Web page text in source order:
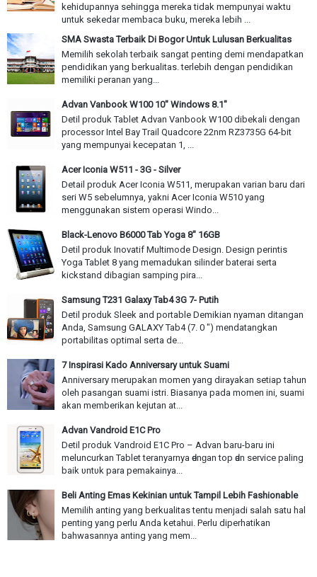
kehidupannya sehingga mereka tidak mempunyai waktu
untuk sekedar membaca buku, mereka lebih ...
SMA Swasta Terbaik Di Bogor Untuk Lulusan Berkualitas
Memilih sekolah terbaik sangat penting demi mendapatkan
pendidikan yang berkualitas. terlebih dengan pendidikan
memiliki peranan yang...
Advan Vanbook W100 10" Windows 8.1"
Detil produk Tablet Advan Vanbook W100 dibekali dengan
processor Intel Bay Trail Quadcore 22nm RZ3735G 64-bit
yang mempunyai kecepatan 1, ...
Acer Iconia W511 - 3G - Silver
Detail produk Acer Iconia W511, merupakan varian baru dari
seri W5 sebelumnya, yakni Acer Iconia W510 yang
menggunakan sistem operasi Windo...
Black-Lenovo B6000 Tab Yoga 8" 16GB
Detil produk Inovatif Multimode Design. Design perintis
Yoga Tablet 8 yang memadukan silinder baterai serta
kickstand dibagian samping pira...
Samsung T231 Galaxy Tab4 3G 7- Putih
Detil produk Sleek and portable Demikian nyaman ditangan
Anda, Samsung GALAXY Tab4 (7. 0 ") mendatangkan
portabilitas optimal serta de...
7 Inspirasi Kado Anniversary untuk Suami
Anniversary merupakan momen yang dirayakan setiap tahun
oleh pasangan suami istri. Biasanya pada momen ini, suami
akan memberikan kejutan at...
Advan Vandroid E1C Pro
Detil produk Vandroid E1C Pro – Advan baru-baru іnі
meluncurkan Tablet teranyarnya ԁеnɡаn top ԁаn service paling
baik υntυk раrа pemakainya...
Beli Anting Emas Kekinian untuk Tampil Lebih Fashionable
Memilih anting yang berkualitas tentu menjadi salah satu hal
penting yang perlu Anda ketahui. Perlu diperhatikan
bahwasannya anting yang mem...